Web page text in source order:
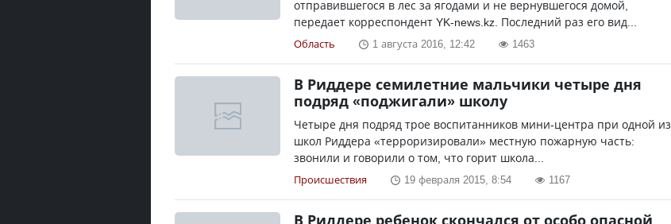
отправившегося в лес за ягодами и не вернувшегося домой,
передает корреспондент YK-news.kz. Последний раз его вид...
Область 1 августа 2016, 12:42 1463
В Риддере семилетние мальчики четыре дня
подряд «поджигали» школу
Четыре дня подряд трое воспитанников мини-центра при одной из
школ Риддера «терроризировали» местную пожарную часть:
звонили и говорили о том, что горит школа...
Происшествия 19 февраля 2015, 8:54 1167
В Риддере ребенок скончался от особо опасной